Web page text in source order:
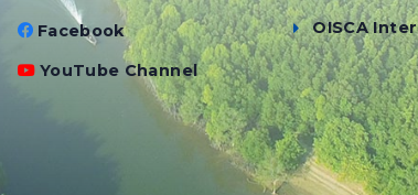
Facebook
YouTube Channel
OISCA